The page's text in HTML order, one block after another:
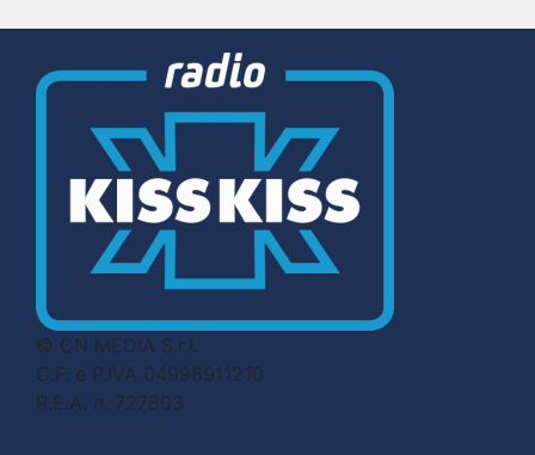
© CN MEDIA S.r.l.
C.F. e P.IVA 04998911210
R.E.A. n. 727803